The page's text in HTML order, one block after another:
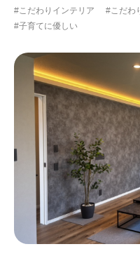
#こだわりインテリア
#こだわ
#子育てに優しい